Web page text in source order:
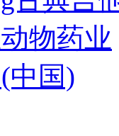
物药业
中国)